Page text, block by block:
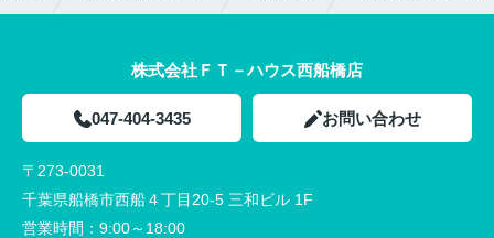
株式会社ＦＴ－ハウス西船橋店
047-404-3435 お問い合わせ
〒273-0031
千葉県船橋市西船４丁目20-5 三和ビル 1F
営業時間： 9:00～18:00